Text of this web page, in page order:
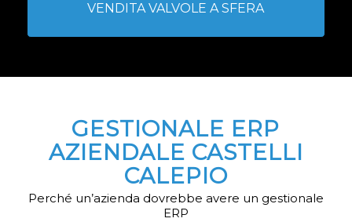
VENDITA VALVOLE A SFERA
GESTIONALE ERP
AZIENDALE CASTELLI
CALEPIO
Perché un’azienda dovrebbe avere un gestionale
ERP